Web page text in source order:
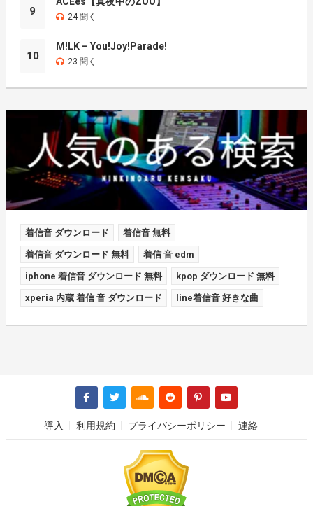
9 24 聞く
10
M!LK – You!Joy!Parade!
23 聞く
着信音 ダウンロード 着信音 無料
着信音 ダウンロード 無料 着信 音 edm
iphone 着信音 ダウンロード 無料 kpop ダウンロード 無料
xperia 内蔵 着信 音 ダウンロード line着信音 好きな曲
導入 利用規約 プライバシーポリシー 連絡